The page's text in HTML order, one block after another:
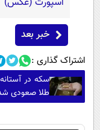
خبر بعد
اشتراک گذاری :
طلا صعودی